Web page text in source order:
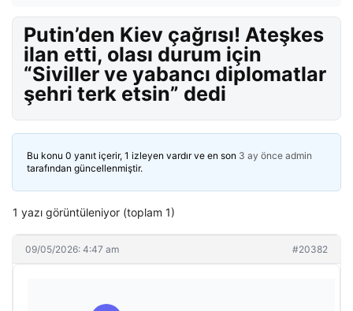
Putin’den Kiev çağrısı! Ateşkes
ilan etti, olası durum için
“Siviller ve yabancı diplomatlar
şehri terk etsin” dedi
Bu konu 0 yanıt içerir, 1 izleyen vardır ve en son 3 ay önce admin
tarafından güncellenmiştir.
1 yazı görüntüleniyor (toplam 1)
09/05/2026: 4:47 am #20382